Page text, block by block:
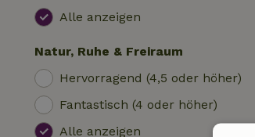
Alle anzeigen
Natur, Ruhe & Freiraum
Hervorragend (4,5 oder höher)
Fantastisch (4 oder höher)
Alle anzeigen